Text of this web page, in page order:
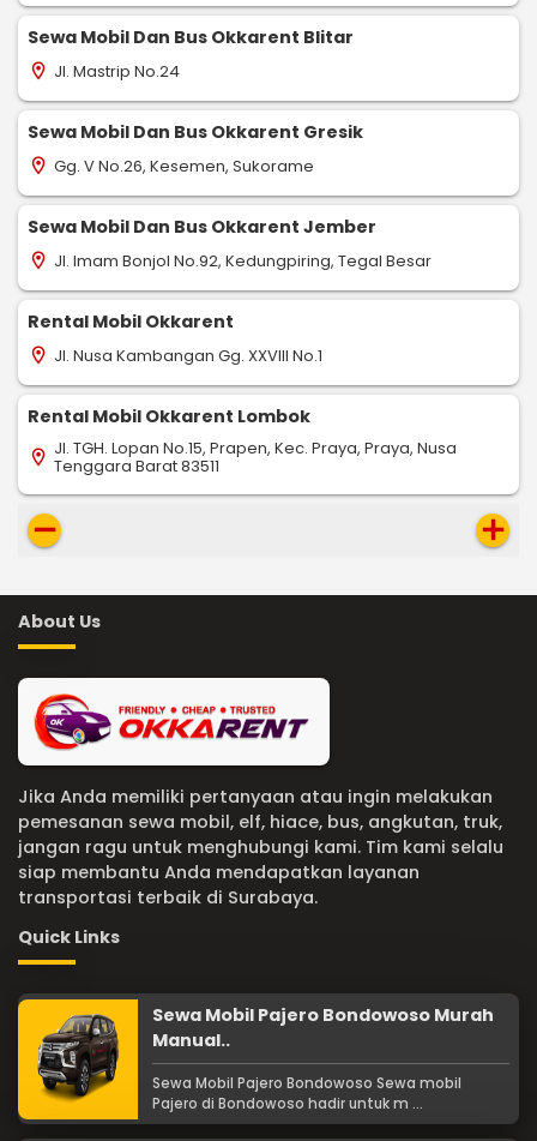
Sewa Mobil Dan Bus Okkarent Blitar
location_on Jl. Mastrip No.24
Sewa Mobil Dan Bus Okkarent Gresik
location_on Gg. V No.26, Kesemen, Sukorame
Sewa Mobil Dan Bus Okkarent Jember
location_on Jl. Imam Bonjol No.92, Kedungpiring, Tegal Besar
Rental Mobil Okkarent
location_on Jl. Nusa Kambangan Gg. XXVIII No.1
Rental Mobil Okkarent Lombok
location_on Jl. TGH. Lopan No.15, Prapen, Kec. Praya, Praya, Nusa
Tenggara Barat 83511
remove add
About Us
Jika Anda memiliki pertanyaan atau ingin melakukan
pemesanan sewa mobil, elf, hiace, bus, angkutan, truk,
jangan ragu untuk menghubungi kami. Tim kami selalu
siap membantu Anda mendapatkan layanan
transportasi terbaik di Surabaya.
Quick Links
Sewa Mobil Pajero Bondowoso Murah
Manual..
Sewa Mobil Pajero Bondowoso Sewa mobil
Pajero di Bondowoso hadir untuk m ...